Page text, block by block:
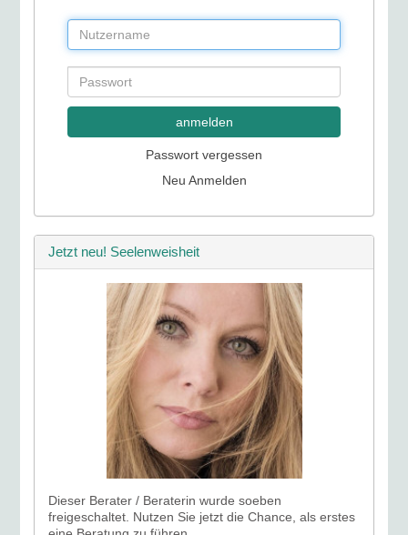
anmelden
Passwort vergessen
Neu Anmelden
Jetzt neu! Seelenweisheit
Dieser Berater / Beraterin wurde soeben
freigeschaltet. Nutzen Sie jetzt die Chance, als erstes